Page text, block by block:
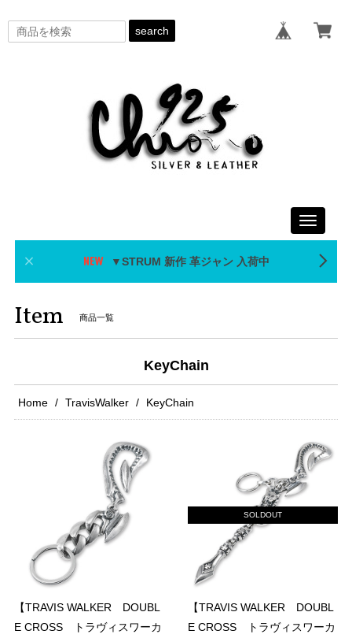
search
Toggle
▼STRUM 新作 革ジャン 入荷中
Item 商品一覧
KeyChain
Home TravisWalker KeyChain
【TRAVIS WALKER DOUBL
E CROSS トラヴィスワーカ
SOLDOUT
【TRAVIS WALKER DOUBL
E CROSS トラヴィスワーカ